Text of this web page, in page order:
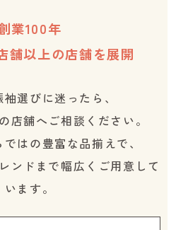
業100年
舗以上の店舗を展開
選びに迷ったら、
店舗へご相談ください。
はの豊富な品揃えで、
ンドまで幅広くご用意して
います。